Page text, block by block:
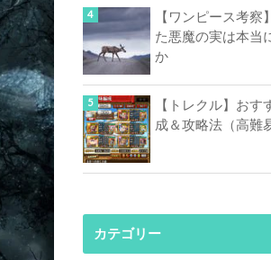
【ワンピース考
た悪魔の実は本当
か
【トレクル】お
成＆攻略法（高難
カテゴリー